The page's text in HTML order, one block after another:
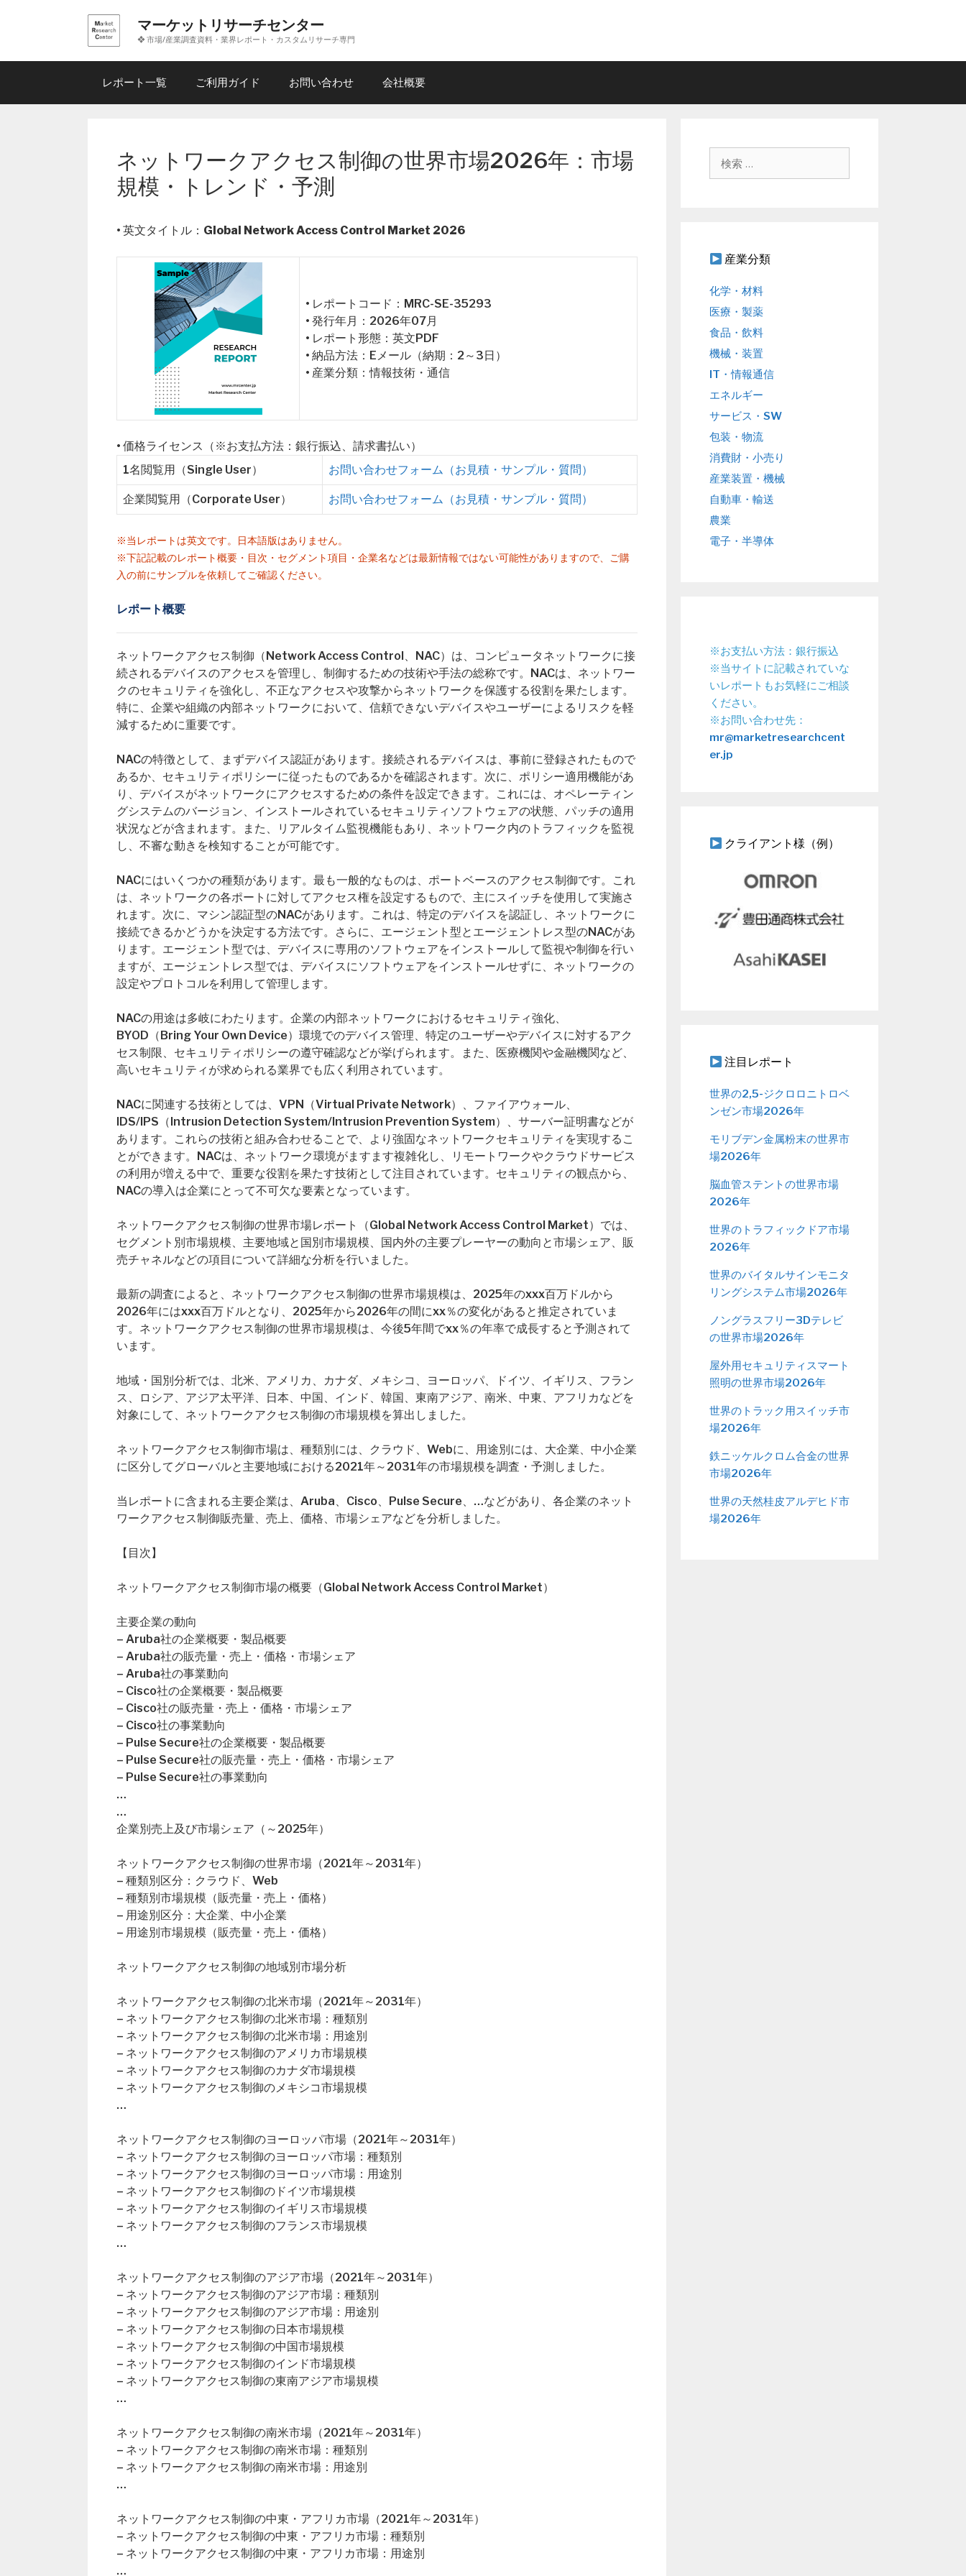
ン
マーケットリサーチセンター
❖ 市場/産業調査資料・業界レポート・カスタムリサーチ専門
レポート一覧 ご利用ガイド お問い合わせ 会社概要
ネットワークアクセス制御の世界市場2026年：市場
規模・トレンド・予測
• 英文タイトル： Global Network Access Control Market 2026
• レポートコード：MRC-SE-35293
• 発行年月：2026年07月
• レポート形態：英文PDF
• 納品方法：Eメール（納期：2～3日）
• 産業分類：情報技術・通信
• 価格ライセンス（※お支払方法：銀行振込、請求書払い）
1名閲覧用（Single User）
お問い合わせフォーム（お見積・サンプル・質問）
企業閲覧用（Corporate User） お問い合わせフォーム（お見積・サンプル・質問）
※当レポートは英文です。日本語版はありません。
※下記記載のレポート概要・目次・セグメント項目・企業名などは最新情報ではない可能性がありますので、ご購
入の前にサンプルを依頼してご確認ください。
レポート概要
ネットワークアクセス制御（Network Access Control、NAC）は、コンピュータネットワークに接
続されるデバイスのアクセスを管理し、制御するための技術や手法の総称です。NACは、ネットワー
クのセキュリティを強化し、不正なアクセスや攻撃からネットワークを保護する役割を果たします。
特に、企業や組織の内部ネットワークにおいて、信頼できないデバイスやユーザーによるリスクを軽
減するために重要です。
NACの特徴として、まずデバイス認証があります。接続されるデバイスは、事前に登録されたもので
あるか、セキュリティポリシーに従ったものであるかを確認されます。次に、ポリシー適用機能があ
り、デバイスがネットワークにアクセスするための条件を設定できます。これには、オペレーティン
グシステムのバージョン、インストールされているセキュリティソフトウェアの状態、パッチの適用
状況などが含まれます。また、リアルタイム監視機能もあり、ネットワーク内のトラフィックを監視
し、不審な動きを検知することが可能です。
NACにはいくつかの種類があります。最も一般的なものは、ポートベースのアクセス制御です。これ
は、ネットワークの各ポートに対してアクセス権を設定するもので、主にスイッチを使用して実施さ
れます。次に、マシン認証型のNACがあります。これは、特定のデバイスを認証し、ネットワークに
接続できるかどうかを決定する方法です。さらに、エージェント型とエージェントレス型のNACがあ
ります。エージェント型では、デバイスに専用のソフトウェアをインストールして監視や制御を行い
ますが、エージェントレス型では、デバイスにソフトウェアをインストールせずに、ネットワークの
設定やプロトコルを利用して管理します。
NACの用途は多岐にわたります。企業の内部ネットワークにおけるセキュリティ強化、
BYOD（Bring Your Own Device）環境でのデバイス管理、特定のユーザーやデバイスに対するアク
セス制限、セキュリティポリシーの遵守確認などが挙げられます。また、医療機関や金融機関など、
高いセキュリティが求められる業界でも広く利用されています。
NACに関連する技術としては、VPN（Virtual Private Network）、ファイアウォール、
IDS/IPS（Intrusion Detection System/Intrusion Prevention System）、サーバー証明書などが
あります。これらの技術と組み合わせることで、より強固なネットワークセキュリティを実現するこ
とができます。NACは、ネットワーク環境がますます複雑化し、リモートワークやクラウドサービス
の利用が増える中で、重要な役割を果たす技術として注目されています。セキュリティの観点から、
NACの導入は企業にとって不可欠な要素となっています。
ネットワークアクセス制御の世界市場レポート（Global Network Access Control Market）では、
セグメント別市場規模、主要地域と国別市場規模、国内外の主要プレーヤーの動向と市場シェア、販
売チャネルなどの項目について詳細な分析を行いました。
最新の調査によると、ネットワークアクセス制御の世界市場規模は、2025年のxxx百万ドルから
2026年にはxxx百万ドルとなり、2025年から2026年の間にxx％の変化があると推定されていま
す。ネットワークアクセス制御の世界市場規模は、今後5年間でxx％の年率で成長すると予測されて
います。
地域・国別分析では、北米、アメリカ、カナダ、メキシコ、ヨーロッパ、ドイツ、イギリス、フラン
ス、ロシア、アジア太平洋、日本、中国、インド、韓国、東南アジア、南米、中東、アフリカなどを
対象にして、ネットワークアクセス制御の市場規模を算出しました。
ネットワークアクセス制御市場は、種類別には、クラウド、Webに、用途別には、大企業、中小企業
に区分してグローバルと主要地域における2021年～2031年の市場規模を調査・予測しました。
当レポートに含まれる主要企業は、Aruba、Cisco、Pulse Secure、…などがあり、各企業のネット
ワークアクセス制御販売量、売上、価格、市場シェアなどを分析しました。
【目次】
ネットワークアクセス制御市場の概要（Global Network Access Control Market）
主要企業の動向
– Aruba社の企業概要・製品概要
– Aruba社の販売量・売上・価格・市場シェア
– Aruba社の事業動向
– Cisco社の企業概要・製品概要
– Cisco社の販売量・売上・価格・市場シェア
– Cisco社の事業動向
– Pulse Secure社の企業概要・製品概要
– Pulse Secure社の販売量・売上・価格・市場シェア
– Pulse Secure社の事業動向
…
…
企業別売上及び市場シェア（～2025年）
ネットワークアクセス制御の世界市場（2021年～2031年）
– 種類別区分：クラウド、Web
– 種類別市場規模（販売量・売上・価格）
– 用途別区分：大企業、中小企業
– 用途別市場規模（販売量・売上・価格）
ネットワークアクセス制御の地域別市場分析
ネットワークアクセス制御の北米市場（2021年～2031年）
– ネットワークアクセス制御の北米市場：種類別
– ネットワークアクセス制御の北米市場：用途別
– ネットワークアクセス制御のアメリカ市場規模
– ネットワークアクセス制御のカナダ市場規模
– ネットワークアクセス制御のメキシコ市場規模
…
ネットワークアクセス制御のヨーロッパ市場（2021年～2031年）
– ネットワークアクセス制御のヨーロッパ市場：種類別
– ネットワークアクセス制御のヨーロッパ市場：用途別
– ネットワークアクセス制御のドイツ市場規模
– ネットワークアクセス制御のイギリス市場規模
– ネットワークアクセス制御のフランス市場規模
…
ネットワークアクセス制御のアジア市場（2021年～2031年）
– ネットワークアクセス制御のアジア市場：種類別
– ネットワークアクセス制御のアジア市場：用途別
– ネットワークアクセス制御の日本市場規模
– ネットワークアクセス制御の中国市場規模
– ネットワークアクセス制御のインド市場規模
– ネットワークアクセス制御の東南アジア市場規模
…
ネットワークアクセス制御の南米市場（2021年～2031年）
– ネットワークアクセス制御の南米市場：種類別
– ネットワークアクセス制御の南米市場：用途別
…
ネットワークアクセス制御の中東・アフリカ市場（2021年～2031年）
– ネットワークアクセス制御の中東・アフリカ市場：種類別
– ネットワークアクセス制御の中東・アフリカ市場：用途別
…
産業分類
化学・材料
医療・製薬
食品・飲料
機械・装置
IT・情報通信
エネルギー
サービス・SW
包装・物流
消費財・小売り
産業装置・機械
自動車・輸送
農業
電子・半導体
※お支払い方法：銀行振込
※当サイトに記載されていな
いレポートもお気軽にご相談
ください。
※お問い合わせ先：
mr@marketresearchcent
er.jp
クライアント様（例）
注目レポート
世界の2,5-ジクロロニトロベ
ンゼン市場2026年
モリブデン金属粉末の世界市
場2026年
脳血管ステントの世界市場
2026年
世界のトラフィックドア市場
2026年
世界のバイタルサインモニタ
リングシステム市場2026年
ノングラスフリー3Dテレビ
の世界市場2026年
屋外用セキュリティスマート
照明の世界市場2026年
世界のトラック用スイッチ市
場2026年
鉄ニッケルクロム合金の世界
市場2026年
世界の天然桂皮アルデヒド市
場2026年